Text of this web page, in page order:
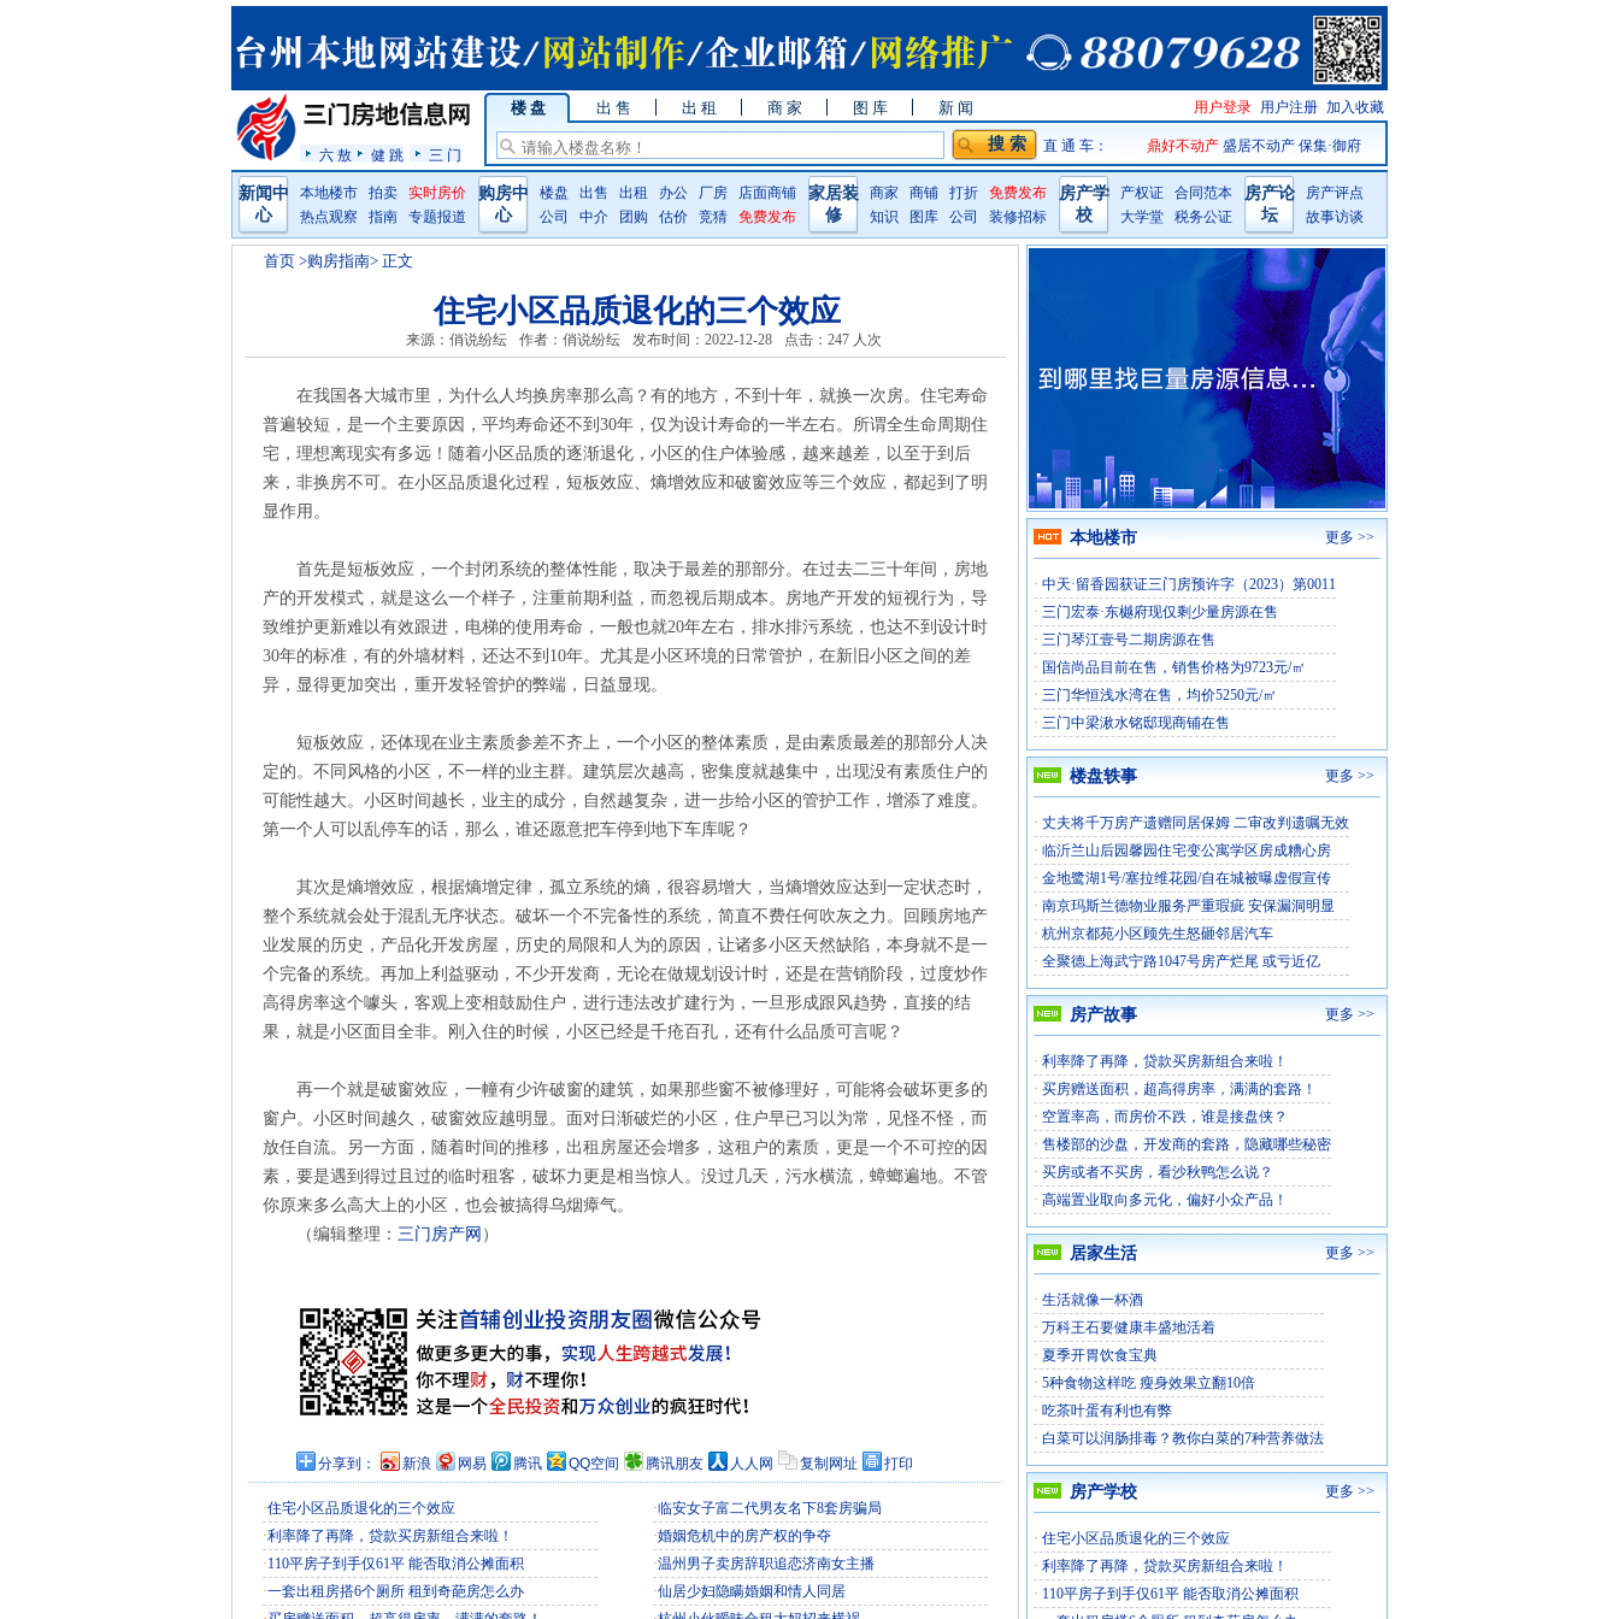
六 敖 健 跳 三 门
楼 盘 出 售 出 租 商 家 图 库 新 闻 加入收藏
用户注册
用户登录
网手机版
直 通 车： 鼎好不动产 盛居不动产 保集·御府
新闻中
心
本地楼市 拍卖
实时房价
热点观察
指南 专题报道
购房中
心
楼盘 出售 出租 办公 厂房
店面商铺
公司
中介 团购 估价 竞猜 免费发布
家居装
修
商家 商铺 打折
免费发布
知识
图库 公司 装修招标
房产学
校
产权证
合同范本
大学堂
税务公证
房产论
坛
房产评点
故事访谈
首页 >购房指南> 正文
住宅小区品质退化的三个效应
来源：俏说纷纭 作者：俏说纷纭 发布时间：2022-12-28 点击： 247 人次
在我国各大城市里，为什么人均换房率那么高？有的地方，不到十年，就换一次房。住宅寿命
普遍较短，是一个主要原因，平均寿命还不到30年，仅为设计寿命的一半左右。所谓全生命周期住
宅，理想离现实有多远！随着小区品质的逐渐退化，小区的住户体验感，越来越差，以至于到后
来，非换房不可。在小区品质退化过程，短板效应、熵增效应和破窗效应等三个效应，都起到了明
显作用。
首先是短板效应，一个封闭系统的整体性能，取决于最差的那部分。在过去二三十年间，房地
产的开发模式，就是这么一个样子，注重前期利益，而忽视后期成本。房地产开发的短视行为，导
致维护更新难以有效跟进，电梯的使用寿命，一般也就20年左右，排水排污系统，也达不到设计时
30年的标准，有的外墙材料，还达不到10年。尤其是小区环境的日常管护，在新旧小区之间的差
异，显得更加突出，重开发轻管护的弊端，日益显现。
短板效应，还体现在业主素质参差不齐上，一个小区的整体素质，是由素质最差的那部分人决
定的。不同风格的小区，不一样的业主群。建筑层次越高，密集度就越集中，出现没有素质住户的
可能性越大。小区时间越长，业主的成分，自然越复杂，进一步给小区的管护工作，增添了难度。
第一个人可以乱停车的话，那么，谁还愿意把车停到地下车库呢？
其次是熵增效应，根据熵增定律，孤立系统的熵，很容易增大，当熵增效应达到一定状态时，
整个系统就会处于混乱无序状态。破坏一个不完备性的系统，简直不费任何吹灰之力。回顾房地产
业发展的历史，产品化开发房屋，历史的局限和人为的原因，让诸多小区天然缺陷，本身就不是一
个完备的系统。再加上利益驱动，不少开发商，无论在做规划设计时，还是在营销阶段，过度炒作
高得房率这个噱头，客观上变相鼓励住户，进行违法改扩建行为，一旦形成跟风趋势，直接的结
果，就是小区面目全非。刚入住的时候，小区已经是千疮百孔，还有什么品质可言呢？
再一个就是破窗效应，一幢有少许破窗的建筑，如果那些窗不被修理好，可能将会破坏更多的
窗户。小区时间越久，破窗效应越明显。面对日渐破烂的小区，住户早已习以为常，见怪不怪，而
放任自流。另一方面，随着时间的推移，出租房屋还会增多，这租户的素质，更是一个不可控的因
素，要是遇到得过且过的临时租客，破坏力更是相当惊人。没过几天，污水横流，蟑螂遍地。不管
你原来多么高大上的小区，也会被搞得乌烟瘴气。
（编辑整理： 三门房产网 ）
分享到： 新浪 网易 腾讯 QQ空间 腾讯朋友 人人网 复制网址 打印
·住宅小区品质退化的三个效应
·利率降了再降，贷款买房新组合来啦！
·110平房子到手仅61平 能否取消公摊面积
·一套出租房搭6个厕所 租到奇葩房怎么办
·临安女子富二代男友名下8套房骗局
·婚姻危机中的房产权的争夺
·温州男子卖房辞职追恋济南女主播
·仙居少妇隐瞒婚姻和情人同居
本地楼市 更多 >>
· 中天·留香园获证三门房预许字（2023）第0011
· 三门宏泰·东樾府现仅剩少量房源在售
· 三门琴江壹号二期房源在售
· 国信尚品目前在售，销售价格为9723元/㎡
· 三门华恒浅水湾在售，均价5250元/㎡
· 三门中梁湫水铭邸现商铺在售
楼盘轶事 更多 >>
· 丈夫将千万房产遗赠同居保姆 二审改判遗嘱无效
· 临沂兰山后园馨园住宅变公寓学区房成糟心房
· 金地鹭湖1号/塞拉维花园/自在城被曝虚假宣传
· 南京玛斯兰德物业服务严重瑕疵 安保漏洞明显
· 杭州京都苑小区顾先生怒砸邻居汽车
· 全聚德上海武宁路1047号房产烂尾 或亏近亿
房产故事 更多 >>
· 利率降了再降，贷款买房新组合来啦！
· 买房赠送面积，超高得房率，满满的套路！
· 空置率高，而房价不跌，谁是接盘侠？
· 售楼部的沙盘，开发商的套路，隐藏哪些秘密
· 买房或者不买房，看沙秋鸭怎么说？
· 高端置业取向多元化，偏好小众产品！
居家生活 更多 >>
· 生活就像一杯酒
· 万科王石要健康丰盛地活着
· 夏季开胃饮食宝典
· 5种食物这样吃 瘦身效果立翻10倍
· 吃茶叶蛋有利也有弊
· 白菜可以润肠排毒？教你白菜的7种营养做法
房产学校 更多 >>
· 住宅小区品质退化的三个效应
· 利率降了再降，贷款买房新组合来啦！
· 110平房子到手仅61平 能否取消公摊面积